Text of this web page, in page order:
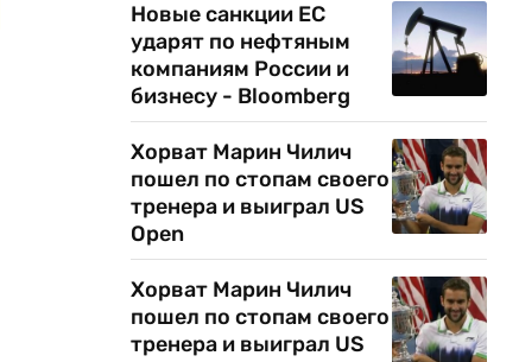
Новые санкции ЕС
ударят по нефтяным
компаниям России и
бизнесу - Bloomberg
Хорват Марин Чилич
пошел по стопам своего
тренера и выиграл US
Open
Хорват Марин Чилич
пошел по стопам своего
тренера и выиграл US